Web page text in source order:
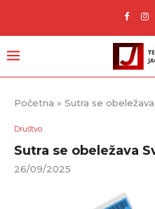
Početna » Sutra se
Društvo
Sutra se obeležava
26/09/2025